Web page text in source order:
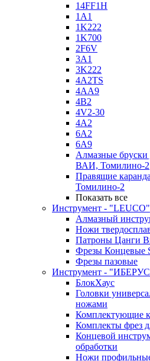
14FF1H
1A1
1K222
1K700
2F6V
3A1
3K222
4A2TS
4AA9
4B2
4V2-30
4А2
6A2
6A9
Алмазные
ВАИ, Томилино-2
Правящие
Томилино-2
Показать все
Инструмент - "LEUCO"
Алмазный
Ножи
Патроны Цанги
Фрезы Концевые
Фрезы пазовые
Инструмент -
БлокХаус
Головки
ножами
Комплектующие
Комплекты фрез
Концевой
обработки
Ножи